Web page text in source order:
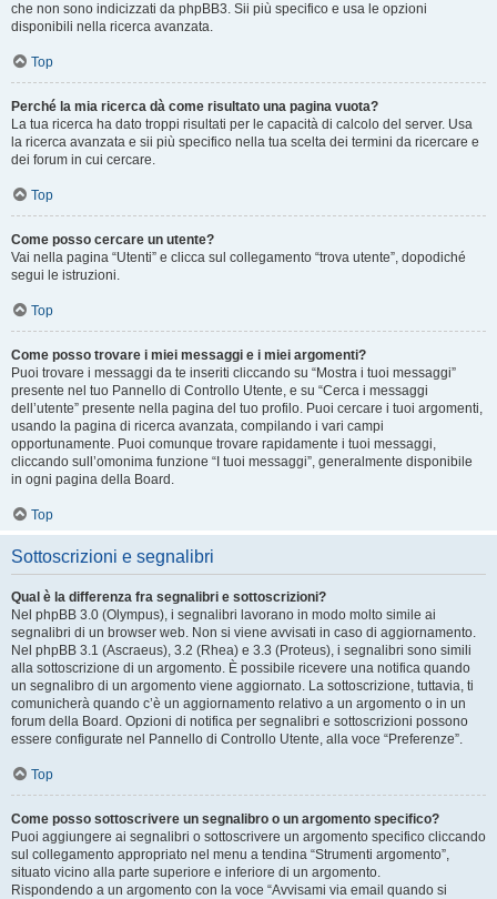
che non sono indicizzati da phpBB3. Sii più specifico e usa le opzioni
disponibili nella ricerca avanzata.
Top
Perché la mia ricerca dà come risultato una pagina vuota?
La tua ricerca ha dato troppi risultati per le capacità di calcolo del server. Usa
la ricerca avanzata e sii più specifico nella tua scelta dei termini da ricercare e
dei forum in cui cercare.
Top
Come posso cercare un utente?
Vai nella pagina “Utenti” e clicca sul collegamento “trova utente”, dopodiché
segui le istruzioni.
Top
Come posso trovare i miei messaggi e i miei argomenti?
Puoi trovare i messaggi da te inseriti cliccando su “Mostra i tuoi messaggi”
presente nel tuo Pannello di Controllo Utente, e su “Cerca i messaggi
dell’utente” presente nella pagina del tuo profilo. Puoi cercare i tuoi argomenti,
usando la pagina di ricerca avanzata, compilando i vari campi
opportunamente. Puoi comunque trovare rapidamente i tuoi messaggi,
cliccando sull’omonima funzione “I tuoi messaggi”, generalmente disponibile
in ogni pagina della Board.
Top
Sottoscrizioni e segnalibri
Qual è la differenza fra segnalibri e sottoscrizioni?
Nel phpBB 3.0 (Olympus), i segnalibri lavorano in modo molto simile ai
segnalibri di un browser web. Non si viene avvisati in caso di aggiornamento.
Nel phpBB 3.1 (Ascraeus), 3.2 (Rhea) e 3.3 (Proteus), i segnalibri sono simili
alla sottoscrizione di un argomento. È possibile ricevere una notifica quando
un segnalibro di un argomento viene aggiornato. La sottoscrizione, tuttavia, ti
comunicherà quando c’è un aggiornamento relativo a un argomento o in un
forum della Board. Opzioni di notifica per segnalibri e sottoscrizioni possono
essere configurate nel Pannello di Controllo Utente, alla voce “Preferenze”.
Top
Come posso sottoscrivere un segnalibro o un argomento specifico?
Puoi aggiungere ai segnalibri o sottoscrivere un argomento specifico cliccando
sul collegamento appropriato nel menu a tendina “Strumenti argomento”,
situato vicino alla parte superiore e inferiore di un argomento.
Rispondendo a un argomento con la voce “Avvisami via email quando si